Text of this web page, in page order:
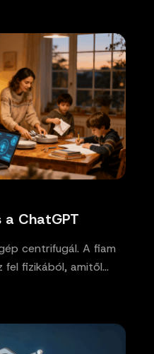
a ChatGPT
centrifugál. A fiam
fel fizikából, amitől…